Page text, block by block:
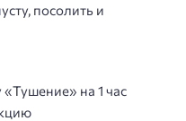
посолить и
на 1 час